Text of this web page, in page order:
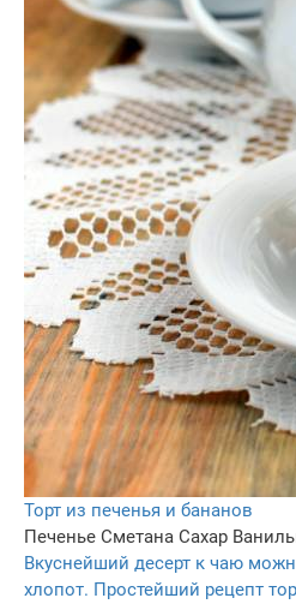
Торт из печенья и бананов
Печенье Сметана Сахар
Вкуснейший десерт к чаю
хлопот. Простейший рецепт